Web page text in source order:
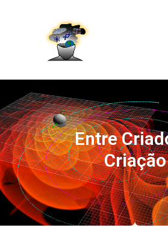
Entre
Criação